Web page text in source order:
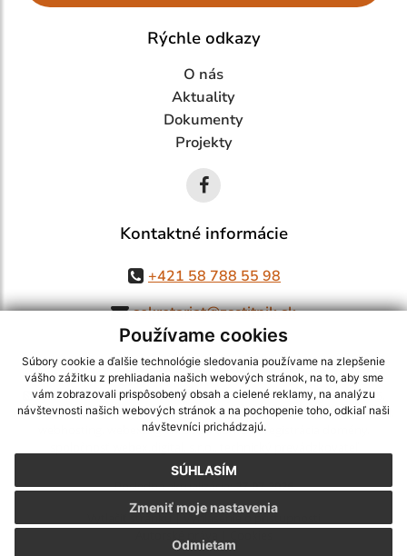
Používame cookies
Súbory cookie a ďalšie technológie sledovania používame na zlepšenie
vášho zážitku z prehliadania našich webových stránok, na to, aby sme
vám zobrazovali prispôsobený obsah a cielené reklamy, na analýzu
návštevnosti našich webových stránok a na pochopenie toho, odkiaľ naši
návštevníci prichádzajú.
SÚHLASÍM
Odmietam
Zmeniť moje nastavenia
Rýchle odkazy
O nás
Aktuality
Dokumenty
Projekty
Kontaktné informácie
+421 58 788 55 98
sekretariat@zsstitnik.sk
využite možnosť získavania aktuálnych informácií s využitím RSS
CMS systém (redakčný) systém ECHELON 2,Mapa stránok,web portál
webex.digital, s.r.o.,domény,registrácia domény
Posledná aktualizácia:27.07.2026
Vytlačiť stránku|Vyhlásenie o prístupnosti